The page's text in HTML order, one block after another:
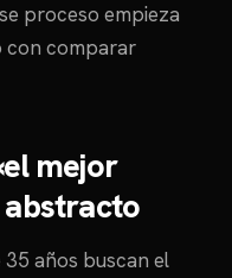
proceso empieza
con comparar
mejor
abstracto
años buscan el